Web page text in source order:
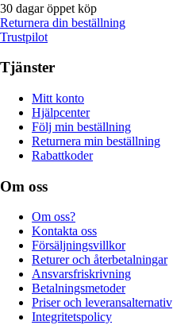
30 dagar öppet köp
Returnera din beställning
Trustpilot
Tjänster
Mitt konto
Hjälpcenter
Följ min beställning
Returnera min beställning
Rabattkoder
Om oss
Om oss?
Kontakta oss
Försäljningsvillkor
Returer och återbetalningar
Ansvarsfriskrivning
Betalningsmetoder
Priser och leveransalternativ
Integritetspolicy